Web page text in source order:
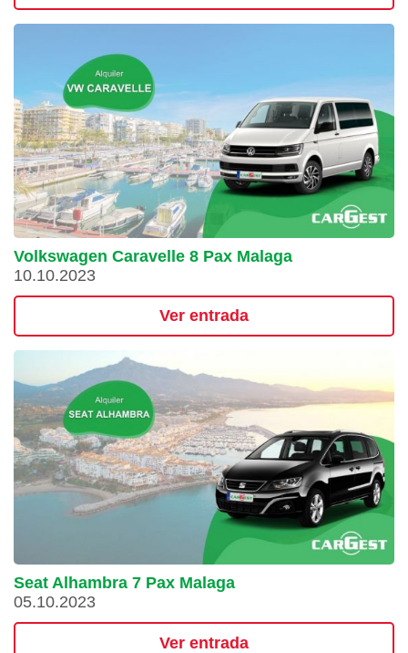
Volkswagen Caravelle 8 Pax Malaga
10.10.2023
Ver entrada
Seat Alhambra 7 Pax Malaga
05.10.2023
Ver entrada